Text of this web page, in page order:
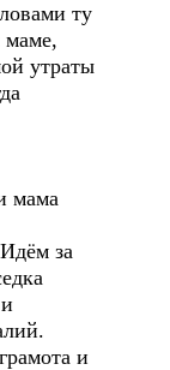
ту
утраты
мама
за
и